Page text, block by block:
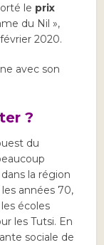
le prix
du Nil »,
2020.
avec son
?
du
la région
années 70,
écoles
les Tutsi. En
sociale de